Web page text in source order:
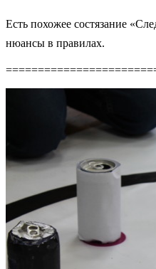
Есть похожее состязание
нюансы в правилах.